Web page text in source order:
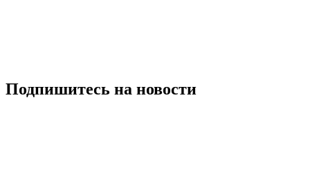
Подпишитесь на новости